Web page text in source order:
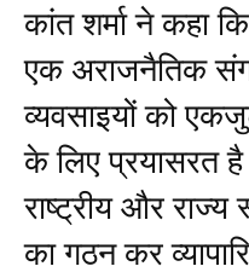
कांत शर्मा ने कहा
एक अराजनैतिक
व्यवसाइयों को
के लिए प्रयासरत
राष्ट्रीय और राज्य
का गठन कर